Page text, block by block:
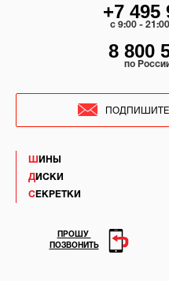
ШИНЫ
ДИСКИ
СЕКРЕТКИ
+7 495
c 9:00 -
8 800
по
ПРОШУ
ПОЗВОНИТЬ